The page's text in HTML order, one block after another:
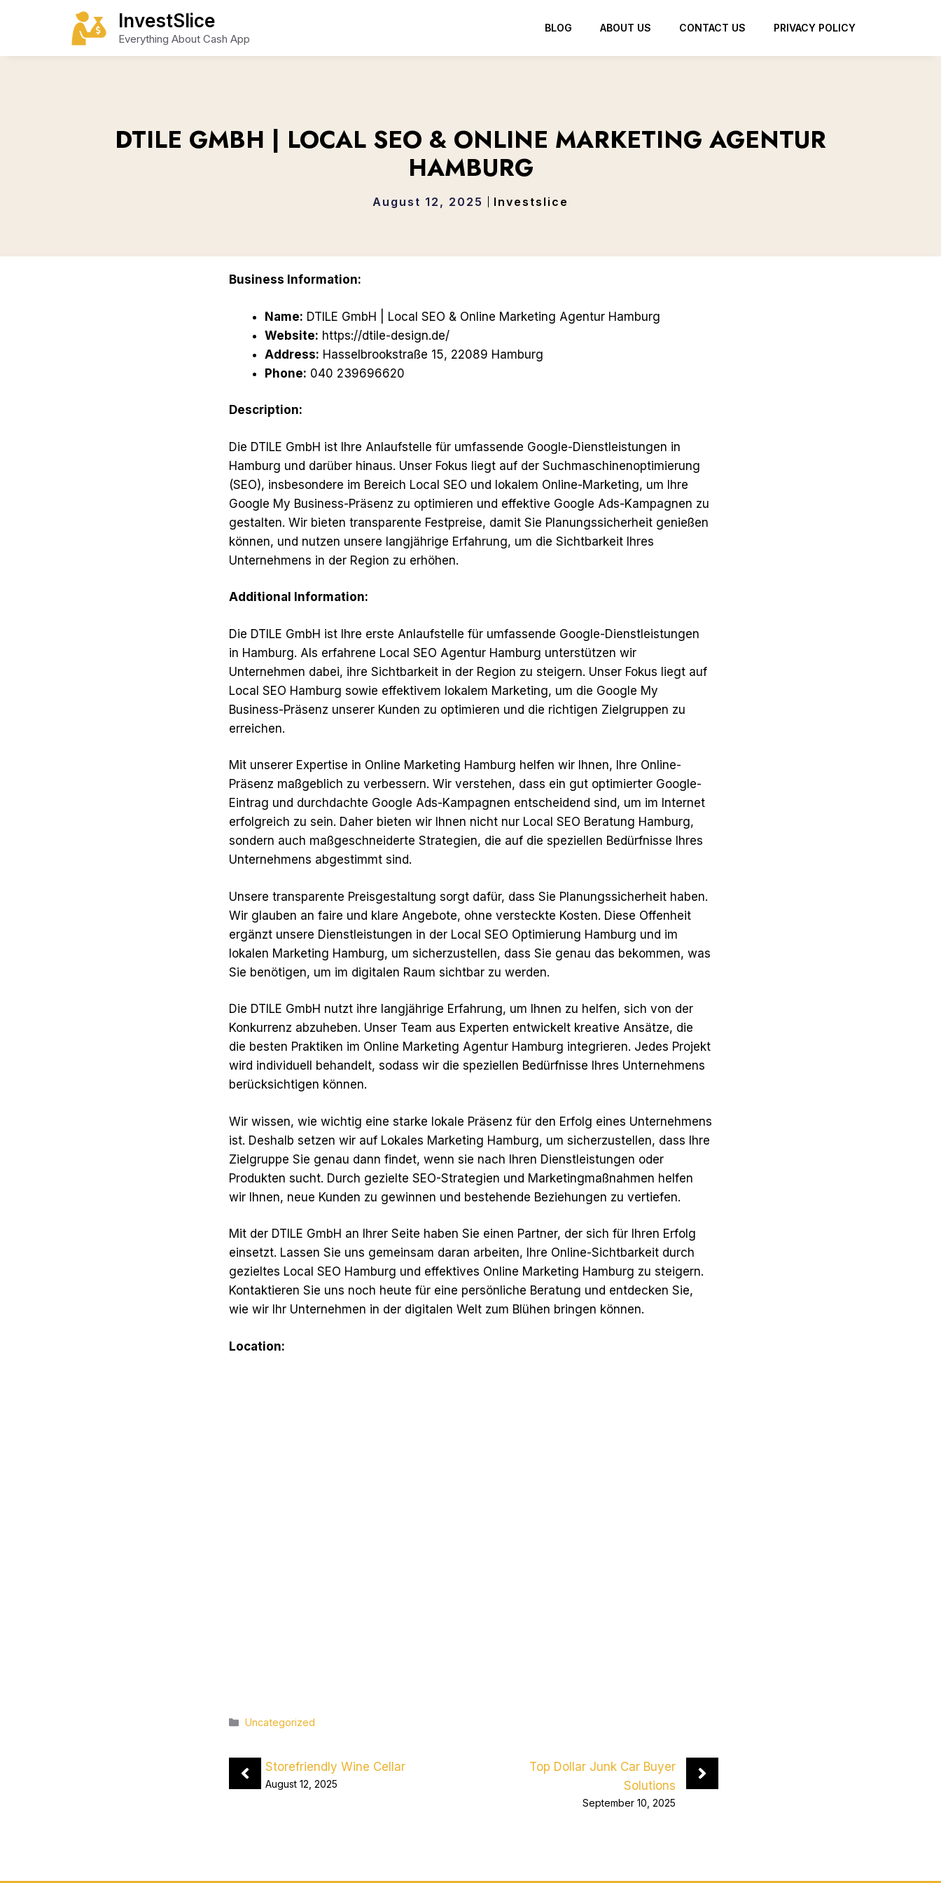
InvestSlice
Everything About Cash App
BLOG ABOUT US CONTACT US PRIVACY POLICY
DTILE GMBH | LOCAL SEO & ONLINE MARKETING AGENTUR
HAMBURG
August 12, 2025 Investslice
Business Information:
Name: DTILE GmbH | Local SEO & Online Marketing Agentur Hamburg
Website: https://dtile-design.de/
Address: Hasselbrookstraße 15, 22089 Hamburg
Phone: 040 239696620
Description:
Die DTILE GmbH ist Ihre Anlaufstelle für umfassende Google-Dienstleistungen in
Hamburg und darüber hinaus. Unser Fokus liegt auf der Suchmaschinenoptimierung
(SEO), insbesondere im Bereich Local SEO und lokalem Online-Marketing, um Ihre
Google My Business-Präsenz zu optimieren und effektive Google Ads-Kampagnen zu
gestalten. Wir bieten transparente Festpreise, damit Sie Planungssicherheit genießen
können, und nutzen unsere langjährige Erfahrung, um die Sichtbarkeit Ihres
Unternehmens in der Region zu erhöhen.
Additional Information:
Die DTILE GmbH ist Ihre erste Anlaufstelle für umfassende Google-Dienstleistungen
in Hamburg. Als erfahrene Local SEO Agentur Hamburg unterstützen wir
Unternehmen dabei, ihre Sichtbarkeit in der Region zu steigern. Unser Fokus liegt auf
Local SEO Hamburg sowie effektivem lokalem Marketing, um die Google My
Business-Präsenz unserer Kunden zu optimieren und die richtigen Zielgruppen zu
erreichen.
Mit unserer Expertise in Online Marketing Hamburg helfen wir Ihnen, Ihre Online-
Präsenz maßgeblich zu verbessern. Wir verstehen, dass ein gut optimierter Google-
Eintrag und durchdachte Google Ads-Kampagnen entscheidend sind, um im Internet
erfolgreich zu sein. Daher bieten wir Ihnen nicht nur Local SEO Beratung Hamburg,
sondern auch maßgeschneiderte Strategien, die auf die speziellen Bedürfnisse Ihres
Unternehmens abgestimmt sind.
Unsere transparente Preisgestaltung sorgt dafür, dass Sie Planungssicherheit haben.
Wir glauben an faire und klare Angebote, ohne versteckte Kosten. Diese Offenheit
ergänzt unsere Dienstleistungen in der Local SEO Optimierung Hamburg und im
lokalen Marketing Hamburg, um sicherzustellen, dass Sie genau das bekommen, was
Sie benötigen, um im digitalen Raum sichtbar zu werden.
Die DTILE GmbH nutzt ihre langjährige Erfahrung, um Ihnen zu helfen, sich von der
Konkurrenz abzuheben. Unser Team aus Experten entwickelt kreative Ansätze, die
die besten Praktiken im Online Marketing Agentur Hamburg integrieren. Jedes Projekt
wird individuell behandelt, sodass wir die speziellen Bedürfnisse Ihres Unternehmens
berücksichtigen können.
Wir wissen, wie wichtig eine starke lokale Präsenz für den Erfolg eines Unternehmens
ist. Deshalb setzen wir auf Lokales Marketing Hamburg, um sicherzustellen, dass Ihre
Zielgruppe Sie genau dann findet, wenn sie nach Ihren Dienstleistungen oder
Produkten sucht. Durch gezielte SEO-Strategien und Marketingmaßnahmen helfen
wir Ihnen, neue Kunden zu gewinnen und bestehende Beziehungen zu vertiefen.
Mit der DTILE GmbH an Ihrer Seite haben Sie einen Partner, der sich für Ihren Erfolg
einsetzt. Lassen Sie uns gemeinsam daran arbeiten, Ihre Online-Sichtbarkeit durch
gezieltes Local SEO Hamburg und effektives Online Marketing Hamburg zu steigern.
Kontaktieren Sie uns noch heute für eine persönliche Beratung und entdecken Sie,
wie wir Ihr Unternehmen in der digitalen Welt zum Blühen bringen können.
Location:
Categories
Uncategorized
Storefriendly Wine Cellar
August 12, 2025
Top Dollar Junk Car Buyer
Solutions
September 10, 2025